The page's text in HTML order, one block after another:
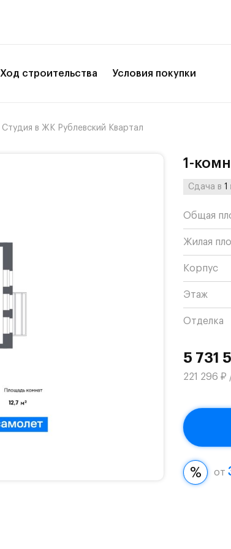
Ход строительства Условия покупки
Студия в ЖК Рублевский Квартал
1-
Сдача в1
Общая
Жилая
Корпус
Этаж
Отделка
5 731
221 296 ₽
от